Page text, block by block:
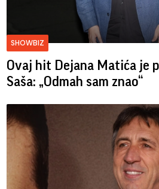
SHOWBIZ
Ovaj hit Dejana Matića je
Saša: „Odmah sam znao“